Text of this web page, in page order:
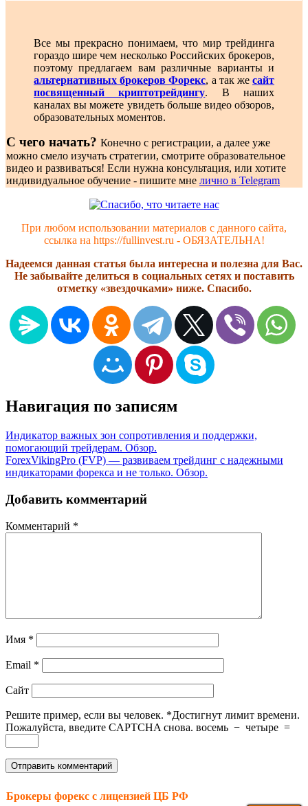
Все мы прекрасно понимаем, что мир трейдинга
гораздо шире чем несколько Российских брокеров,
поэтому предлагаем вам различные варианты и
альтернативных брокеров Форекс, а так жесайт
посвященный криптотрейдингу. В наших
каналах вы можете увидеть больше видео обзоров,
образовательных моментов.
С чего начать? Конечно с регистрации, а далее уже
можно смело изучать стратегии, смотрите образовательное
видео и развиваться! Если нужна консультация, или хотите
индивидуальное обучение - пишите мне лично в Telegram
При любом использовании материалов с данного сайта,
ссылка на https://fullinvest.ru - ОБЯЗАТЕЛЬНА!
Надеемся данная статья была интересна и полезна для Вас.
Не забывайте делиться в социальных сетях и поставить
отметку «звездочками» ниже. Спасибо.
Навигация по записям
Индикатор важных зон сопротивления и поддержки,
помогающий трейдерам. Обзор.
ForexVikingPro (FVP) — развиваем трейдинг с надежными
индикаторами форекса и не только. Обзор.
Добавить комментарий
Комментарий *
Имя *
Email *
Сайт
Решите пример, если вы человек. *Достигнут лимит времени.
Пожалуйста, введите CAPTCHA снова. восемь − четыре =
Брокеры форекс с лицензией ЦБ РФ